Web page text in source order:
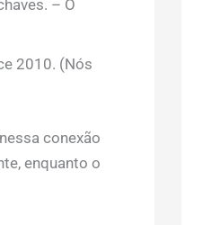
– O
2010. (Nós
conexão
enquanto o